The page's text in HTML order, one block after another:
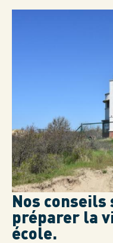
Nos conseils
préparer la
école.